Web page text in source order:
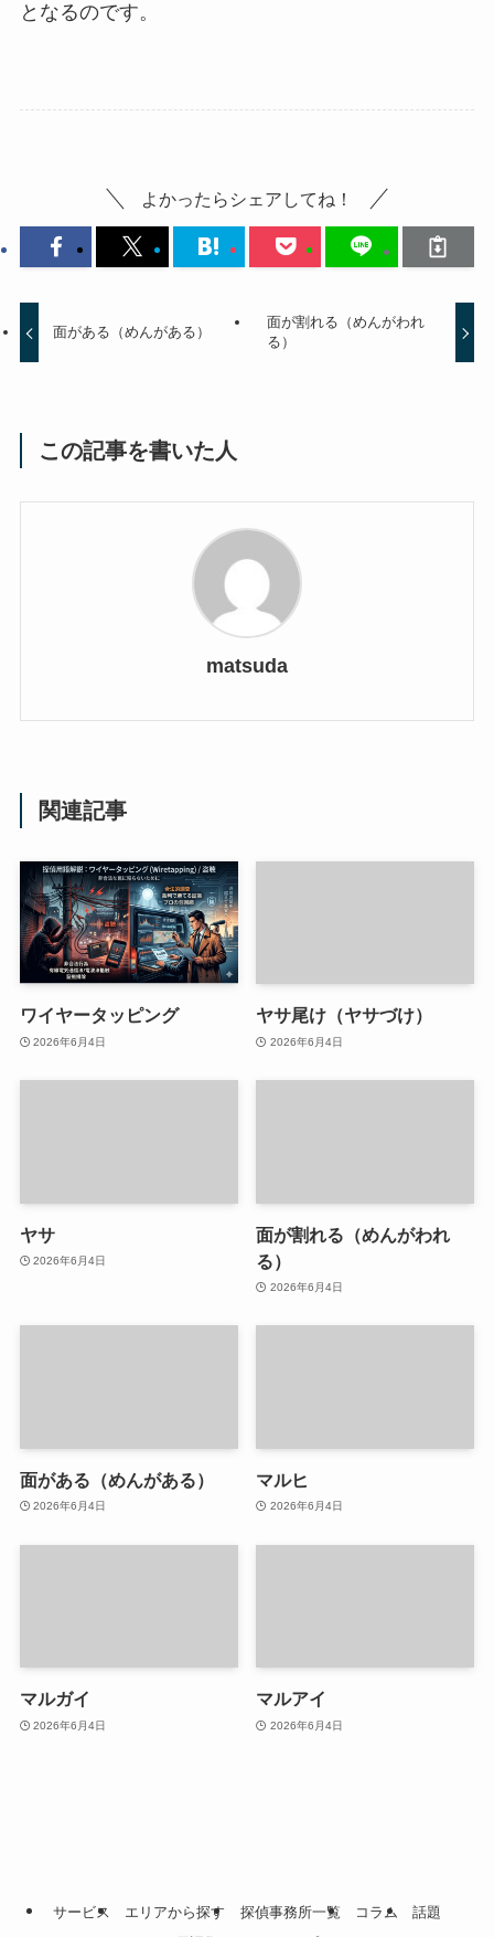
となるのです。
よかったらシェアしてね！
面がある（めんがある）
面が割れる（めんがわれ
る）
この記事を書いた人
matsuda
関連記事
ワイヤータッピング
2026年6月4日
ヤサ尾け（ヤサづけ）
2026年6月4日
ヤサ
2026年6月4日
面が割れる（めんがわれ
る）
2026年6月4日
面がある（めんがある）
2026年6月4日
マルヒ
2026年6月4日
マルガイ
2026年6月4日
マルアイ
2026年6月4日
サービス エリアから探す 探偵事務所一覧 コラム
話題